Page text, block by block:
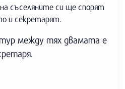
съселяните си ще спорят
и секретарят.
между тях двамата е